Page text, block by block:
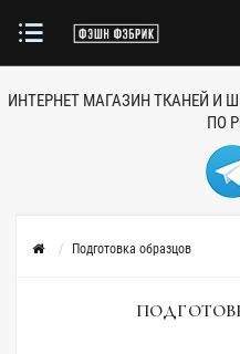
ИНТЕРНЕТ МАГАЗИН ТКАНЕЙ И
ПО
Подготовка образцов